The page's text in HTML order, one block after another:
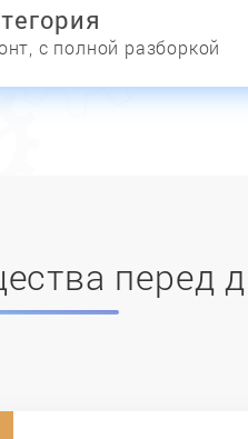
с полной разборкой
перед